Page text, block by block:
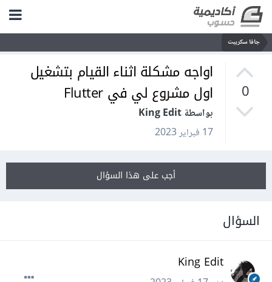
جافا سكريبت
0
اواجه مشكلة اثناء القيام بتشغيل
اول مشروع لي في Flutter
بواسطة King Edit
17 فبراير 2023
أجب على هذا السؤال
السؤال
King Edit